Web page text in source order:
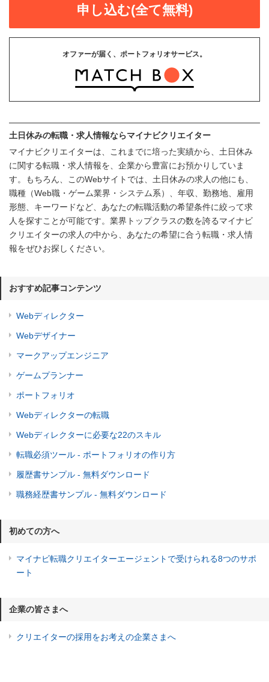
申し込む(全て無料)
オファーが届く、ポートフォリオサービス。
土日休みの転職・求人情報ならマイナビクリエイター
マイナビクリエイターは、これまでに培った実績から、土日休み
に関する転職・求人情報を、企業から豊富にお預かりしていま
す。もちろん、このWebサイトでは、土日休みの求人の他にも、
職種（Web職・ゲーム業界・システム系）、年収、勤務地、雇用
形態、キーワードなど、あなたの転職活動の希望条件に絞って求
人を探すことが可能です。業界トップクラスの数を誇るマイナビ
クリエイターの求人の中から、あなたの希望に合う転職・求人情
報をぜひお探しください。
おすすめ記事コンテンツ
Webディレクター
Webデザイナー
マークアップエンジニア
ゲームプランナー
ポートフォリオ
Webディレクターの転職
Webディレクターに必要な22のスキル
転職必須ツール - ポートフォリオの作り方
履歴書サンプル - 無料ダウンロード
職務経歴書サンプル - 無料ダウンロード
初めての方へ
マイナビ転職クリエイターエージェントで受けられる8つのサポ
ート
企業の皆さまへ
クリエイターの採用をお考えの企業さまへ